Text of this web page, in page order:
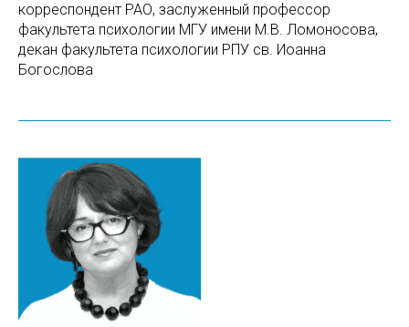
корреспондент РАО, заслуженный профессор
факультета психологии МГУ имени М.В. Ломоносова,
декан факультета психологии РПУ св. Иоанна
Богослова